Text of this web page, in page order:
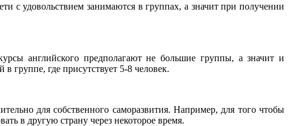
с удовольствием занимаются в группах, а значит при получении
английского предполагают не большие группы, а значит и
группе, где присутствует 5-8 человек.
для собственного саморазвития. Например, для того чтобы
в другую страну через некоторое время.